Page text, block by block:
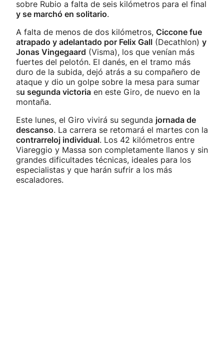
sobre Rubio a falta de seis kilómetros para el final
y se marchó en solitario.
A falta de menos de dos kilómetros, Ciccone fue
atrapado y adelantado por Felix Gall (Decathlon) y
Jonas Vingegaard (Visma), los que venían más
fuertes del pelotón. El danés, en el tramo más
duro de la subida, dejó atrás a su compañero de
ataque y dio un golpe sobre la mesa para sumar
su segunda victoria en este Giro, de nuevo en la
montaña.
Este lunes, el Giro vivirá su segunda jornada de
descanso. La carrera se retomará el martes con la
contrarreloj individual. Los 42 kilómetros entre
Viareggio y Massa son completamente llanos y sin
grandes dificultades técnicas, ideales para los
especialistas y que harán sufrir a los más
escaladores.